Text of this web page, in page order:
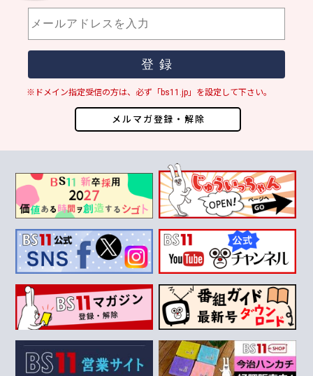
メルマガ登録・解除
※ドメイン指定受信の方は、必ず「bs11.jp」を設定して下さい。